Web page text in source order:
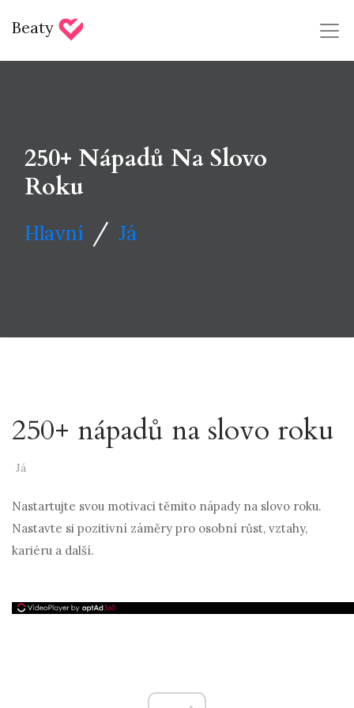
Beaty
250+ Nápadů Na Slovo
Roku
Hlavní / Já
250+ nápadů na slovo roku
Já
Nastartujte svou motivaci těmito nápady na slovo roku.
Nastavte si pozitivní záměry pro osobní růst, vztahy,
kariéru a další.